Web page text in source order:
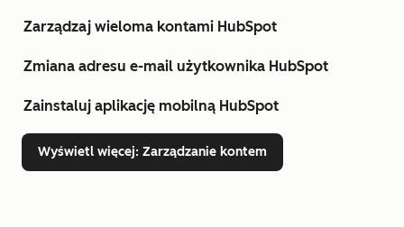
Zarządzaj wieloma kontami HubSpot
Zmiana adresu e-mail użytkownika HubSpot
Zainstaluj aplikację mobilną HubSpot
Wyświetl więcej: Zarządzanie kontem